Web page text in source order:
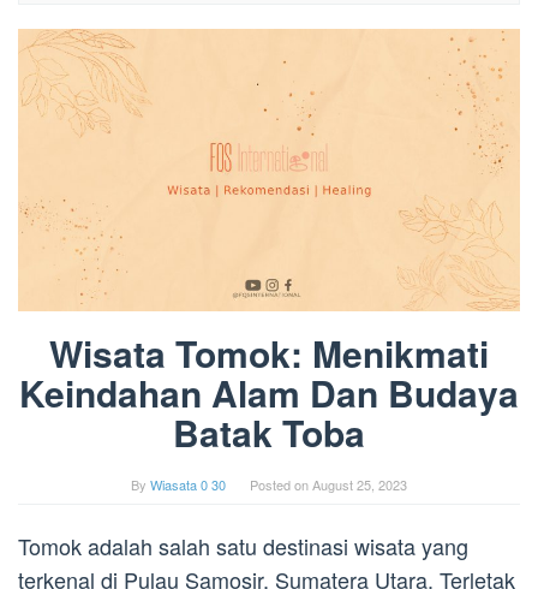
Wisata Tomok: Menikmati
Keindahan Alam Dan Budaya
Batak Toba
By Wiasata 0 30 Posted onAugust 25, 2023
Tomok adalah salah satu destinasi wisata yang
terkenal di Pulau Samosir, Sumatera Utara. Terletak